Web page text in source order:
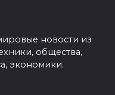
новости из
общества,
экономики.